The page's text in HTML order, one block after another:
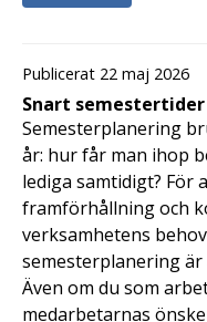
Publicerat 22 maj 2026
Snart
Semesterplanering
år: hur får man ihop
lediga samtidigt? För
framförhållning och
verksamhetens
semesterplanering
Även om du som
medarbetarnas